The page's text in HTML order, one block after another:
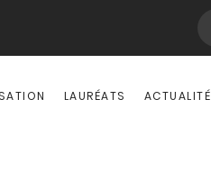
LAURÉATS ACTUALITÉ